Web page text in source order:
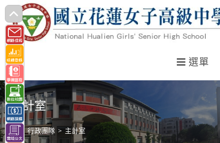
跳
轉
至
主
要
內
容
選單
主計室
> 行政團隊 > 主計室